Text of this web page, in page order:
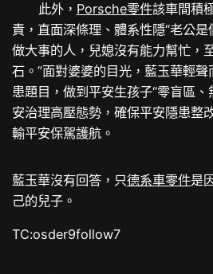
此外， Porsche零件該車間積
責，直面深條理、體系性隱“老公是
做大事的人，兒媳沒有能力幫忙，
石。”面對婆婆的目光，藍玉華輕聲
患題目，做到平安生孩子“零盲區
安治理高壓態勢，確保平安隱患整
輸平安保駕護航。
藍玉華沒有回答，只德系車零件是
己的兒子。
TC:osder9follow7